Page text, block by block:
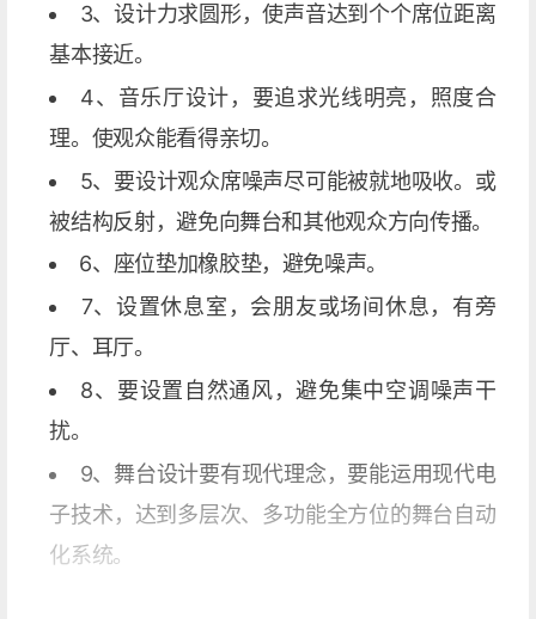
3、设计力求圆形，使声音达到个个席位距离
基本接近。
4、音乐厅设计，要追求光线明亮，照度合
理。使观众能看得亲切。
5、要设计观众席噪声尽可能被就地吸收。或
被结构反射，避免向舞台和其他观众方向传播。
6、座位垫加橡胶垫，避免噪声。
7、设置休息室，会朋友或场间休息，有旁
厅、耳厅。
8、要设置自然通风，避免集中空调噪声干
扰。
9、舞台设计要有现代理念，要能运用现代电
子技术，达到多层次、多功能全方位的舞台自动
化系统。